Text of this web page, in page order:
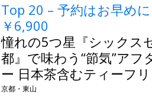
Top 20 – 予約はお早めに
￥6,900
憧れの5つ星『シックス
都』で味わう“節気”アフ
ー 日本茶含むティーフ
京都・東山